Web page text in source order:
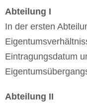
Abteilung I
In der ersten
Eintragungsdatum
Abteilung II